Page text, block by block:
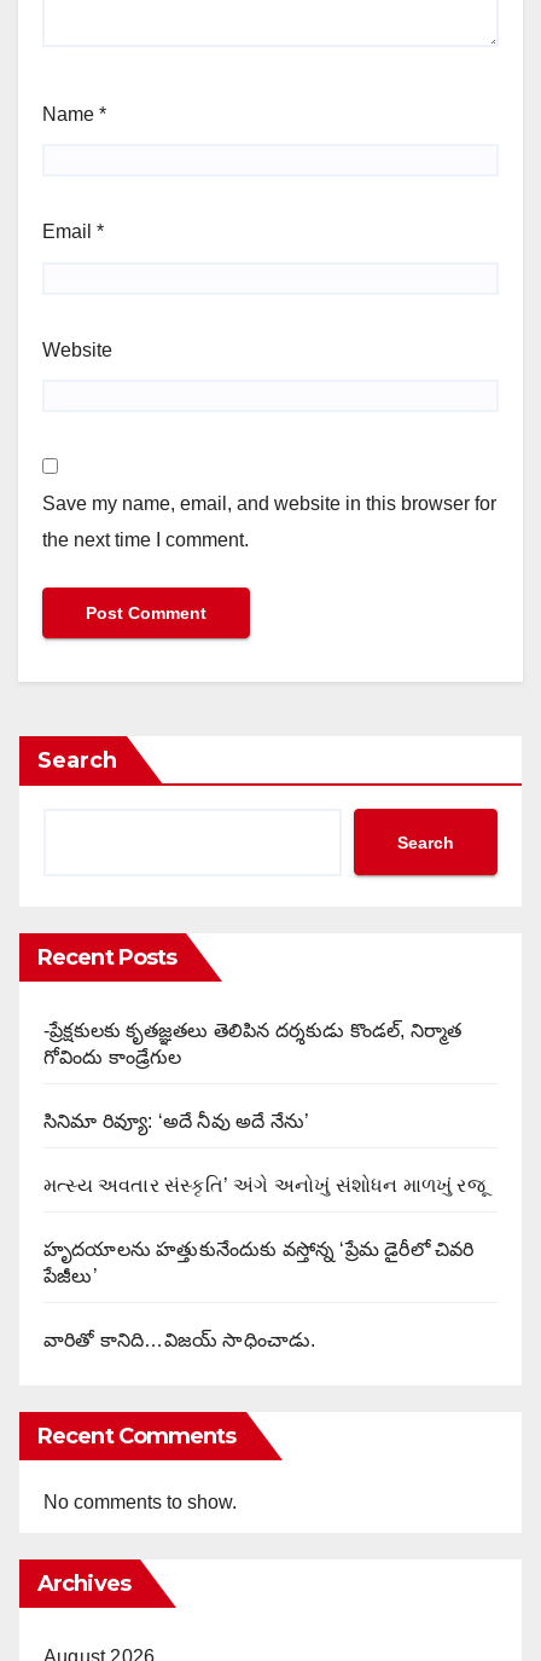
Name *
Email *
Website
Save my name, email, and website in this browser for
the next time I comment.
Search
Search
Recent Posts
-ప్రేక్షకులకు కృతజ్ఞతలు తెలిపిన దర్శకుడు కొండల్, నిర్మాత
గోవిందు కాండ్రేగుల
సినిమా రివ్యూ: ‘అదే నీవు అదే నేను’
મત્સ્ય અવતાર સંસ્કૃતિ’ અંગે અનોખું સંશોધન માળખું રજૂ
హృదయాలను హత్తుకునేందుకు వస్తోన్న ‘ప్రేమ డైరీలో చివరి
పేజీలు’
వారితో కానిది…విజయ్ సాధించాడు.
Recent Comments
No comments to show.
Archives